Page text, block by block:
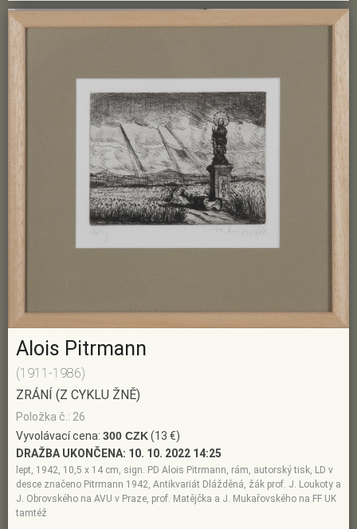
Alois Pitrmann
(1911-1986)
ZRÁNÍ (Z CYKLU ŽNĚ)
Položka č.: 26
Vyvolávací cena: 300 CZK(13 €)
DRAŽBA UKONČENA: 10. 10. 2022 14:25
lept, 1942, 10,5 x 14 cm, sign. PD Alois Pitrmann, rám, autorský tisk, LD v
desce značeno Pitrmann 1942, Antikvariát Dlážděná, žák prof. J. Loukoty a
J. Obrovského na AVU v Praze, prof. Matějčka a J. Mukařovského na FF UK
tamtéž